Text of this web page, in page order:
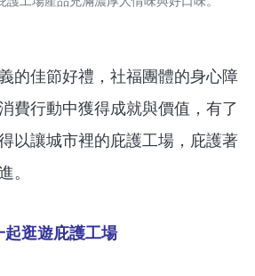
佳節好禮，社福團體的身心障
費行動中獲得成就與價值，有了
以讓城市裡的庇護工場，庇護著
。
逛遊庇護工場